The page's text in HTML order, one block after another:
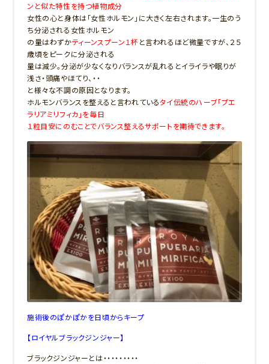
ンと似た特性を持つ植物成分
女性の心と身体は「女性ホルモン」に大きく左右されます。一生のう
ち分泌される女性ホルモン
の量はわずかティーンスプーン１杯 と言われるほど微量ですが、２５
歳頃をピークに分泌される
量は減少。分泌が少なくなりバランスが乱れるとイライラや眠りが
浅さ・頭痛やほてり、・・
と様々な不調の原因となります。
ホルモンバランスを整えると言われているタイ伝統のハーブ「プエ
ラリアミリフィカ」を毎日
１粒目安にのむことでバランス整えるサポートを期待できます。
施術後のぽかぽかを日頃からキープ
【ロイヤルブラックジンジャー】
ブラックジンジャーとは・・・・・・・・・